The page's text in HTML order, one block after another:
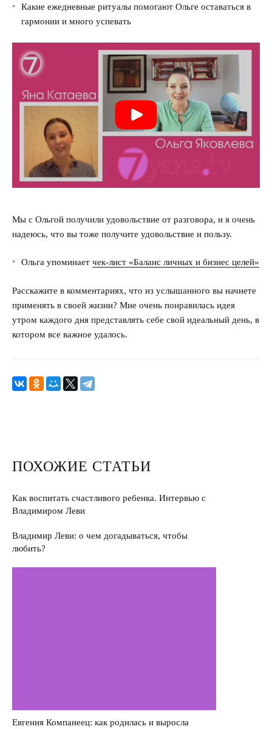
Какие ежедневные ритуалы помогают Ольге оставаться в
гармонии и много успевать
Мы с Ольгой получили удовольствие от разговора, и я очень
надеюсь, что вы тоже получите удовольствие и пользу.
Ольга упоминает чек-лист «Баланс личных и бизнес целей»
Расскажите в комментариях, что из услышанного вы начнете
применять в своей жизни? Мне очень понравилась идея
утром каждого дня представлять себе свой идеальный день, в
котором все важное удалось.
ПОХОЖИЕ СТАТЬИ
Как воспитать счастливого ребенка. Интервью с
Владимиром Леви
Владимир Леви: о чем догадываться, чтобы
любить?
Евгения Компанеец: как родилась и выросла